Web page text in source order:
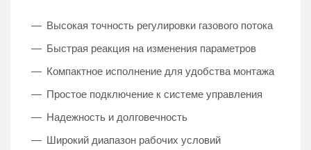
Высокая точность регулировки газового потока
Быстрая реакция на изменения параметров
Компактное исполнение для удобства монтажа
Простое подключение к системе управления
Надежность и долговечность
Широкий диапазон рабочих условий